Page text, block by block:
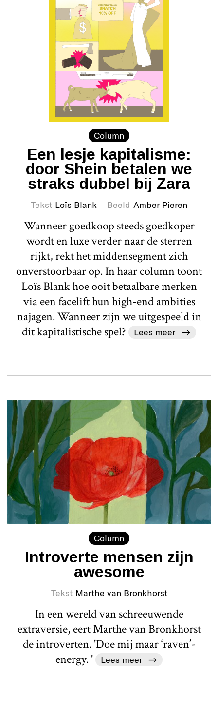
Column
Een lesje kapitalisme:
door Shein betalen we
straks dubbel bij Zara
Tekst Loïs Blank Beeld Amber Pieren
Wanneer goedkoop steeds goedkoper
wordt en luxe verder naar de sterren
rijkt, rekt het middensegment zich
onverstoorbaar op. In haar column toont
Loïs Blank hoe ooit betaalbare merken
via een facelift hun high-end ambities
najagen. Wanneer zijn we uitgespeeld in
dit kapitalistische spel?
Lees meer
Column
Introverte mensen zijn
awesome
Tekst Marthe van Bronkhorst
In een wereld van schreeuwende
extraversie, eert Marthe van Bronkhorst
de introverten. 'Doe mij maar ‘raven’-
energy. '
Lees meer